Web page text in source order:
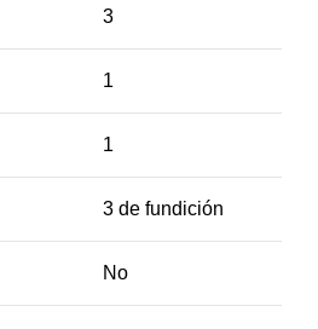
3
1
1
3 de fundición
No